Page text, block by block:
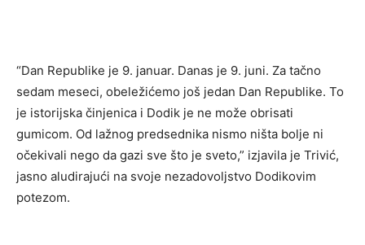
“Dan Republike je 9. januar. Danas je 9. juni. Za tačno
sedam meseci, obeležićemo još jedan Dan Republike. To
je istorijska činjenica i Dodik je ne može obrisati
gumicom. Od lažnog predsednika nismo ništa bolje ni
očekivali nego da gazi sve što je sveto,” izjavila je Trivić,
jasno aludirajući na svoje nezadovoljstvo Dodikovim
potezom.